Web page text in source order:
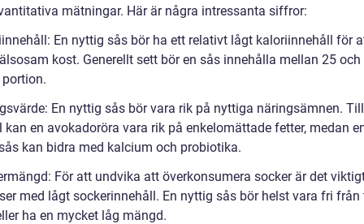
mätningar. Här är några intressanta siffror:
En nyttig sås bör ha ett relativt lågt kaloriinnehåll för
kost. Generellt sett bör en sås innehålla mellan 25 och
En nyttig sås bör vara rik på nyttiga näringsämnen. Till
kan en avokadoröra vara rik på enkelomättade fetter, medan
kan bidra med kalcium och probiotika.
För att undvika att överkonsumera socker är det
med lågt sockerinnehåll. En nyttig sås bör helst vara fri
ha en mycket låg mängd.